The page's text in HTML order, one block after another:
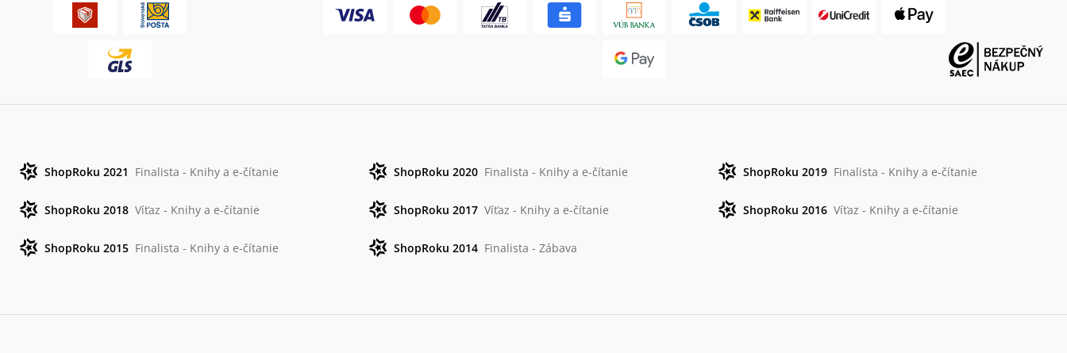
ShopRoku 2021 Finalista - Knihy a e-čítanie ShopRoku 2020 Finalista - Knihy a e-čítanie ShopRoku 2019 Finalista - Knihy a e-čítanie
ShopRoku 2018 Víťaz - Knihy a e-čítanie ShopRoku 2017 Víťaz - Knihy a e-čítanie ShopRoku 2016 Víťaz - Knihy a e-čítanie
ShopRoku 2015 Finalista - Knihy a e-čítanie ShopRoku 2014 Finalista - Zábava